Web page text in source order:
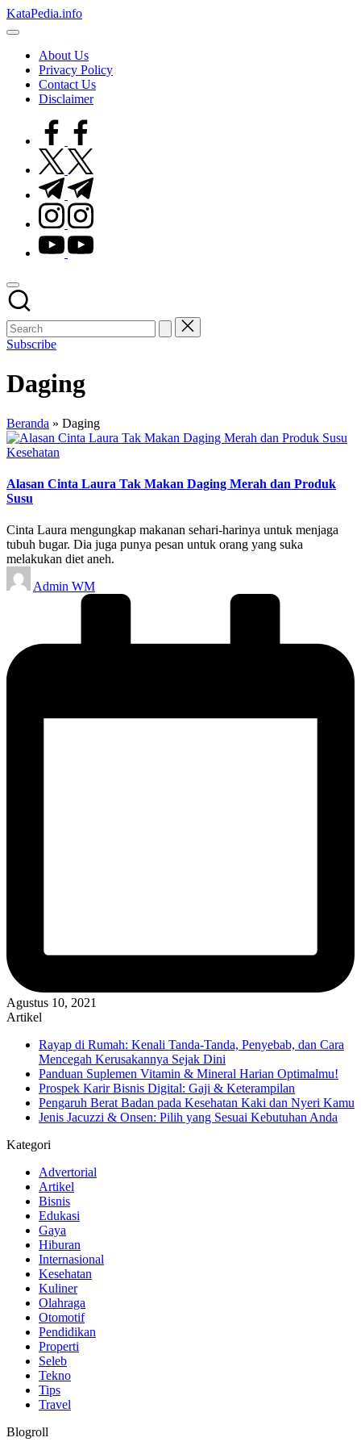
Skip
to
KataPedia.info
Berita
TerbaruAbout Us
Privacy Policy
Contact Us
Disclaimer
facebook.com
twitter.com
t.me
instagram.com
youtube.com
Subscribe
Daging
Beranda » Daging
Posted
Kesehatan
Alasan Cinta Laura Tak Makan Daging Merah dan Produk
Susu
Cinta Laura mengungkap makanan sehari-harinya untuk menjaga
tubuh bugar. Dia juga punya pesan untuk orang yang suka
melakukan diet aneh.
Posted
by
Admin WM
Agustus 10, 2021
Artikel
Rayap di Rumah: Kenali Tanda-Tanda, Penyebab, dan Cara
Mencegah Kerusakannya Sejak Dini
Panduan Suplemen Vitamin & Mineral Harian Optimalmu!
Prospek Karir Bisnis Digital: Gaji & Keterampilan
Pengaruh Berat Badan pada Kesehatan Kaki dan Nyeri Kamu
Jenis Jacuzzi & Onsen: Pilih yang Sesuai Kebutuhan Anda
Kategori
Advertorial
Artikel
Bisnis
Edukasi
Gaya
Hiburan
Internasional
Kesehatan
Kuliner
Olahraga
Otomotif
Pendidikan
Properti
Seleb
Tekno
Tips
Travel
Blogroll